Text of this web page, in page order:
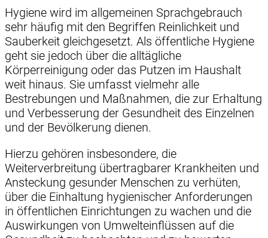
Hygiene wird im allgemeinen Sprachgebrauch
sehr häufig mit den Begriffen Reinlichkeit und
Sauberkeit gleichgesetzt. Als öffentliche Hygiene
geht sie jedoch über die alltägliche
Körperreinigung oder das Putzen im Haushalt
weit hinaus. Sie umfasst vielmehr alle
Bestrebungen und Maßnahmen, die zur Erhaltung
und Verbesserung der Gesundheit des Einzelnen
und der Bevölkerung dienen.
Hierzu gehören insbesondere, die
Weiterverbreitung übertragbarer Krankheiten und
Ansteckung gesunder Menschen zu verhüten,
über die Einhaltung hygienischer Anforderungen
in öffentlichen Einrichtungen zu wachen und die
Auswirkungen von Umwelteinflüssen auf die